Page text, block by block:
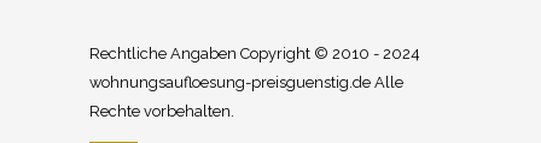
Rechtliche Angaben Copyright © 2010 - 2024
wohnungsaufloesung-preisguenstig.de Alle
Rechte vorbehalten.